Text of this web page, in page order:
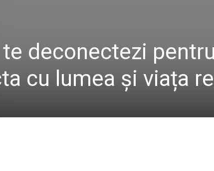
deconectezi
cu lumea și viața